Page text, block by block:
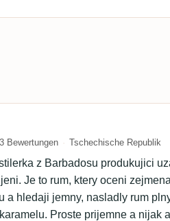
Pavel Spacek
Bewertungen Tschechische Republik
z Barbadosu produkujici
Je to rum, ktery oceni
a hledaji jemny, nasladly rum
Proste prijemne a nijak